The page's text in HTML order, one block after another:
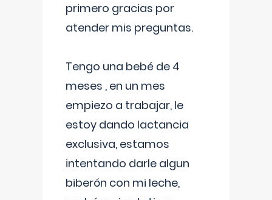
primero gracias por
atender mis preguntas.
Tengo una bebé de 4
meses , en un mes
empiezo a trabajar, le
estoy dando lactancia
exclusiva, estamos
intentando darle algun
biberón con mi leche,